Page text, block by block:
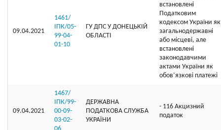
09.04.2021
1461/
ІПК/05-
99-04-
01-10
ГУ ДПС У ДОНЕЦЬКІЙ
ОБЛАСТІ
встановлені
Податковим
кодексом України як
загальнодержавні
або місцеві, але
встановлені
законодавчими
актами України як
обов’язкові платежі
09.04.2021
1467/
ІПК/99-
00-09-
03-02-
ДЕРЖАВНА
ПОДАТКОВА СЛУЖБА
УКРАЇНИ
- 116 Акцизний
податок